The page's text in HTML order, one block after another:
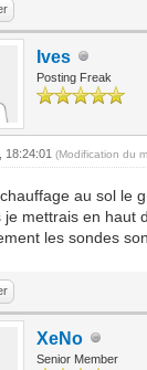
Ives
Posting Freak
18:24:01(Modification du
au sol le
je mettrais en haut
les sondes
XeNo
Senior Member